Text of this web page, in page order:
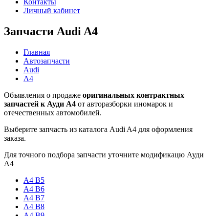
Контакты
Личный кабинет
Запчасти Audi A4
Главная
Автозапчасти
Audi
A4
Объявления о продаже оригинальных контрактных
запчастей к Ауди А4 от авторазборки иномарок и
отечественных автомобилей.
Выберите запчасть из каталога Audi A4 для оформления
заказа.
Для точного подбора запчасти уточните модификацю Ауди
А4
A4 B5
A4 B6
A4 B7
A4 B8